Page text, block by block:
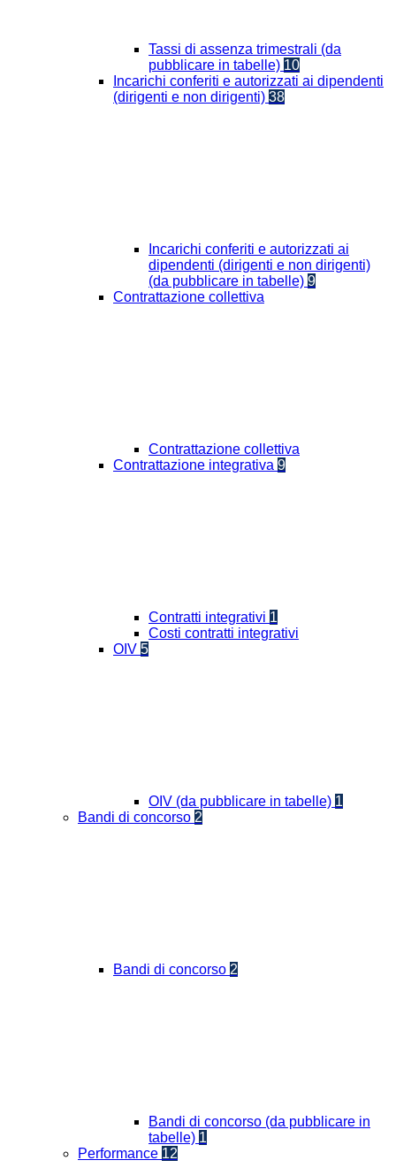
Tassi di assenza trimestrali (da
pubblicare in tabelle) 10
Incarichi conferiti e autorizzati ai dipendenti
(dirigenti e non dirigenti) 38
Incarichi conferiti e autorizzati ai
dipendenti (dirigenti e non dirigenti)
(da pubblicare in tabelle) 9
Contrattazione collettiva
Contrattazione collettiva
Contrattazione integrativa 9
Contratti integrativi 1
Costi contratti integrativi
OIV 5
OIV (da pubblicare in tabelle) 1
Bandi di concorso 2
Bandi di concorso 2
Bandi di concorso (da pubblicare in
tabelle) 1
Performance 12